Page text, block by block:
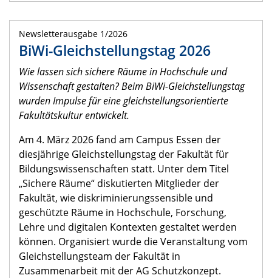
Newsletterausgabe 1/2026
BiWi-Gleichstellungstag 2026
Wie lassen sich sichere Räume in Hochschule und
Wissenschaft gestalten? Beim BiWi-Gleichstellungstag
wurden Impulse für eine gleichstellungsorientierte
Fakultätskultur entwickelt.
Am 4. März 2026 fand am Campus Essen der
diesjährige Gleichstellungstag der Fakultät für
Bildungswissenschaften statt. Unter dem Titel
„Sichere Räume“ diskutierten Mitglieder der
Fakultät, wie diskriminierungssensible und
geschützte Räume in Hochschule, Forschung,
Lehre und digitalen Kontexten gestaltet werden
können. Organisiert wurde die Veranstaltung vom
Gleichstellungsteam der Fakultät in
Zusammenarbeit mit der AG Schutzkonzept.